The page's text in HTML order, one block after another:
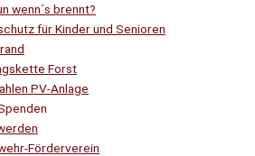
wenn´s brennt?
für Kinder und Senioren
Forst
PV-Anlage
Förderverein